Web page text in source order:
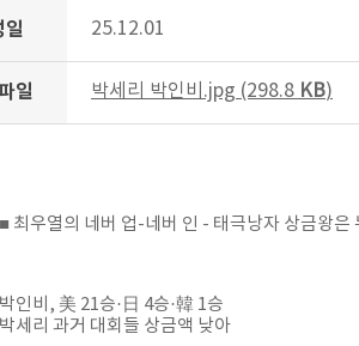
일 25.12.01
일 박세리 박인비.jpg (298.8 KB)
■ 최우열의 네버 업-네버 인 - 태극낭자 상금왕은
박인비, 美 21승·日 4승·韓 1승
박세리 과거 대회들 상금액 낮아